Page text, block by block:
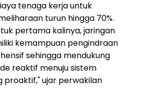
tenaga kerja untuk
turun hingga 70%.
pertama kalinya, jaringan
kemampuan pengindraan
sehingga mendukung
reaktif menuju sistem
proaktif," ujar perwakilan